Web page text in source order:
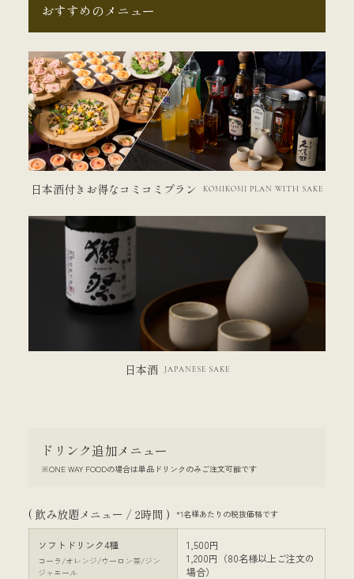
おすすめのメニュー
日本酒付きお得なコミコミプラン KOMIKOMI PLAN WITH SAKE
日本酒 JAPANESE SAKE
ドリンク追加メニュー
※ONE WAY FOODの場合は単品ドリンクのみご注文可能です
( 飲み放題メニュー / 2時間 ) *1名様あたりの税抜価格です
ソフトドリンク4種
コーラ/オレンジ/ウーロン茶/ジン
ジャエール
1,500円
1,200円（80名様以上ご注文の
場合）